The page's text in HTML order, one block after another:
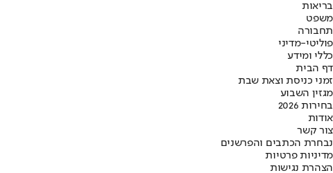
בריאות
משפט
תחבורה
פוליטי-מדיני
כללי ומידע
דף הבית
זמני כניסת וצאת שבת
מגזין השבוע
בחירות 2026
אודות
צור קשר
נבחרת הכתבים והפרשנים
מדיניות פרטיות
הצהרת נגישות